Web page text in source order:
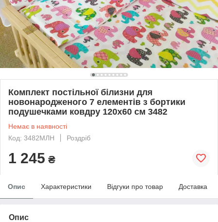
Комплект постільної білизни для
новонародженого 7 елементів з бортики
подушечками ковдру 120х60 см 3482
Немає в наявності
Код: 3482МЛН
Роздріб
1 245 ₴
Опис Характеристики Відгуки про товар Доставка
Опис